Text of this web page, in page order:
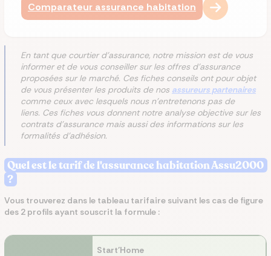
Comparateur assurance habitation
En tant que courtier d'assurance, notre mission est de vous
informer et de vous conseiller sur les offres d'assurance
proposées sur le marché. Ces fiches conseils ont pour objet
de vous présenter les produits de nos assureurs partenaires
comme ceux avec lesquels nous n'entretenons pas de
liens. Ces fiches vous donnent notre analyse objective sur les
contrats d'assurance mais aussi des informations sur les
formalités d'adhésion.
Quel est le tarif de l'assurance habitation Assu2000
?
Vous trouverez dans le tableau tarifaire suivant les cas de figure
des 2 profils ayant souscrit la formule :
Start'Home